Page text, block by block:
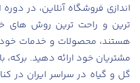
اندازی فروشگاه آنلاین، در
ترین و راحت ترین روش های
مشتریان خود ارائه دهید.
گل و گیاه در سراسر ایران در